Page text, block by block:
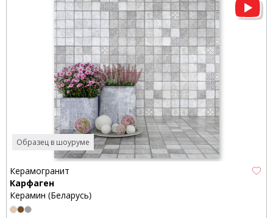
Образец в шоуруме
Керамогранит
Карфаген
Керамин (Беларусь)